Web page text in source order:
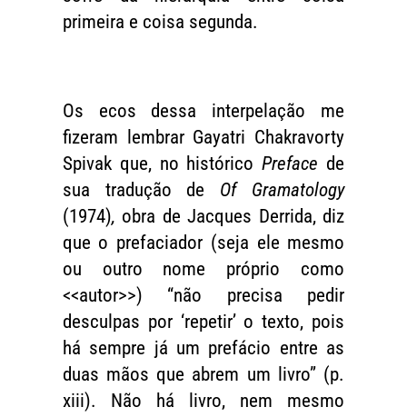
primeira e coisa segunda.
Os ecos dessa interpelação me
fizeram lembrar Gayatri Chakravorty
Spivak que, no históricoPreface de
sua tradução de Of Gramatology
(1974), obra de Jacques Derrida, diz
que o prefaciador (seja ele mesmo
ou outro nome próprio como
<<autor>>) “não precisa pedir
desculpas por ‘repetir’ o texto, pois
há sempre já um prefácio entre as
duas mãos que abrem um livro” (p.
xiii). Não há livro, nem mesmo